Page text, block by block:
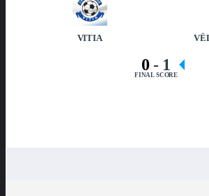
VITIA
0- 1
FINAL SCORE